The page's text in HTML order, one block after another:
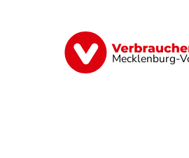
Mecklenburg-
Finanzen